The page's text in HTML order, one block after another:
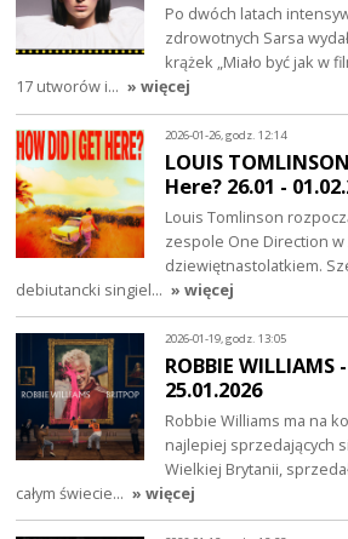
Po dwóch latach
zdrowotnych Sarsa
krążek „Miało być jak w
17 utworów i… » więcej
2026-01-26, godz. 12:14
LOUIS
Here? 26.01 -
Louis Tomlinson
zespole One Direction w
dziewiętnastolatkiem.
debiutancki singiel… » więcej
2026-01-19, godz. 13:05
ROBBIE
25.01.2026
Robbie Williams ma na
najlepiej sprzedających
Wielkiej Brytanii,
całym świecie… » więcej